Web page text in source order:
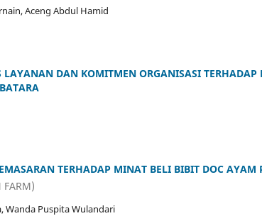
Aceng Abdul Hamid
LAYANAN DAN KOMITMEN ORGANISASI
TERHADAP MINAT BELI BIBIT DOC AYAM
FARM)
Wanda Puspita Wulandari